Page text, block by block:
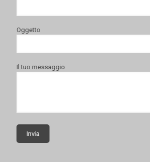
Oggetto
Il tuo messaggio